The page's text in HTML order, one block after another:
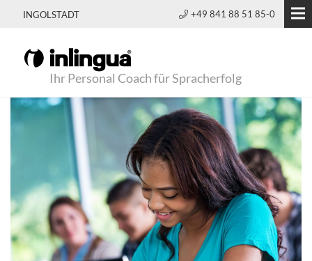
INGOLSTADT +49 841 88 51 85-0
Ihr Personal Coach für Spracherfolg